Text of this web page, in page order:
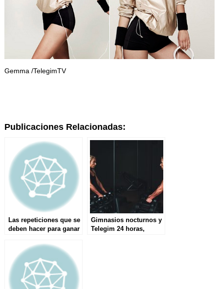
Gemma /TelegimTV
Publicaciones Relacionadas:
Las repeticiones que se
deben hacer para ganar
Gimnasios nocturnos y
Telegim 24 horas,